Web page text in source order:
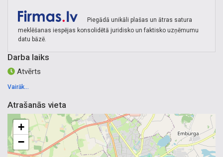
Piegādā unikāli plašas un ātras satura
meklēšanas iespējas konsolidētā juridisko un faktisko uzņēmumu
datu bāzē.
Darba laiks
Atvērts
Vairāk...
Atrašanās vieta
+
−